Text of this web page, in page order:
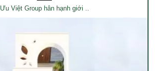
Ưu Việt Group hân hạnh giới ..